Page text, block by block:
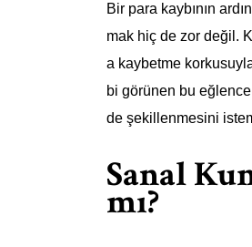
Bir para kaybının
mak hiç de zor değil.
a kaybetme
bi görünen bu
de şekillenmesini
Sanal
mı?